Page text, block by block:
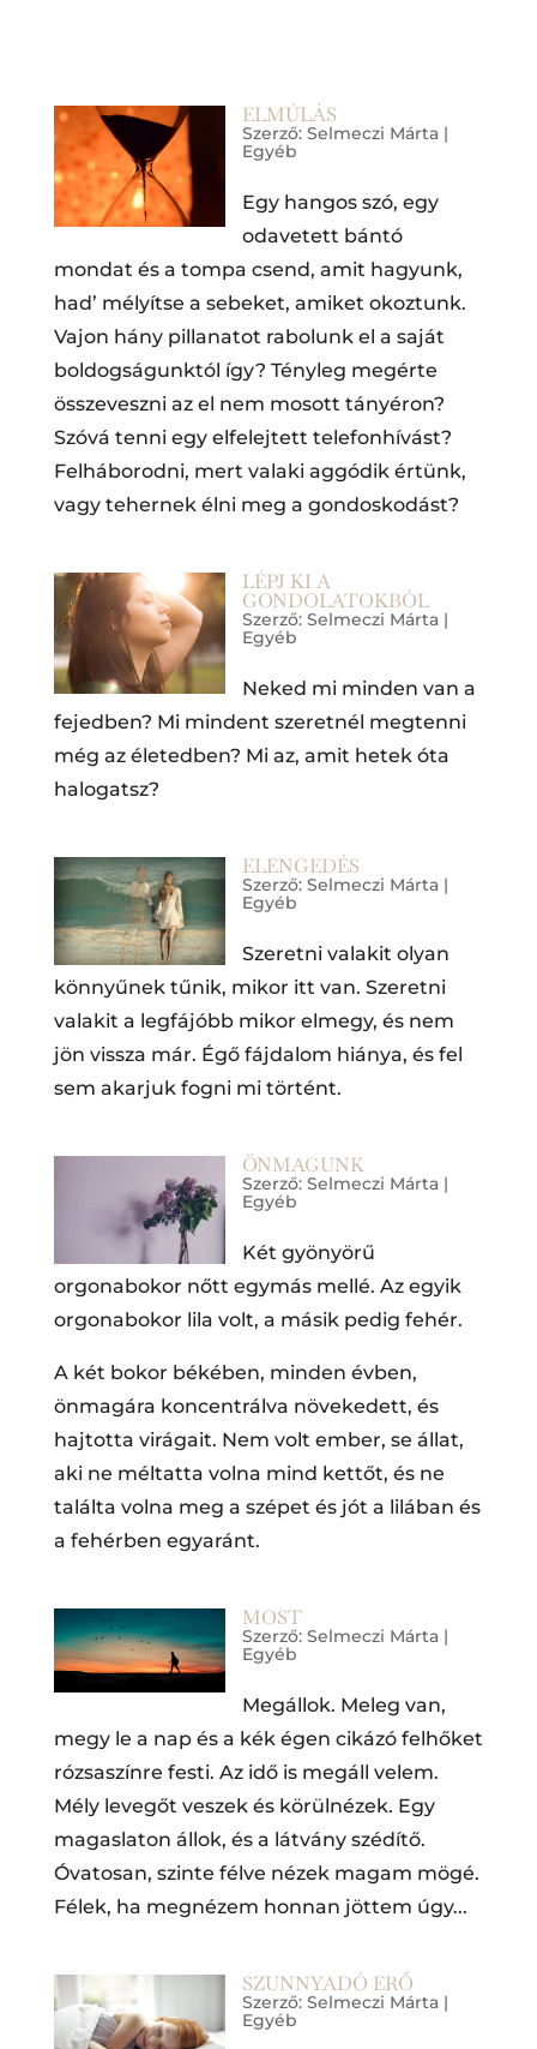
ELMÚLÁS
Szerző:Selmeczi Márta |
Egyéb
Egy hangos szó, egy
odavetett bántó
mondat és a tompa csend, amit hagyunk,
had’ mélyítse a sebeket, amiket okoztunk.
Vajon hány pillanatot rabolunk el a saját
boldogságunktól így? Tényleg megérte
összeveszni az el nem mosott tányéron?
Szóvá tenni egy elfelejtett telefonhívást?
Felháborodni, mert valaki aggódik értünk,
vagy tehernek élni meg a gondoskodást?
LÉPJ KI A
GONDOLATOKBÓL
Szerző:Selmeczi Márta |
Egyéb
Neked mi minden van a
fejedben? Mi mindent szeretnél megtenni
még az életedben? Mi az, amit hetek óta
halogatsz?
ELENGEDÉS
Szerző:Selmeczi Márta |
Egyéb
Szeretni valakit olyan
könnyűnek tűnik, mikor itt van. Szeretni
valakit a legfájóbb mikor elmegy, és nem
jön vissza már. Égő fájdalom hiánya, és fel
sem akarjuk fogni mi történt.
ÖNMAGUNK
Szerző:Selmeczi Márta |
Egyéb
Két gyönyörű
orgonabokor nőtt egymás mellé. Az egyik
orgonabokor lila volt, a másik pedig fehér.
A két bokor békében, minden évben,
önmagára koncentrálva növekedett, és
hajtotta virágait. Nem volt ember, se állat,
aki ne méltatta volna mind kettőt, és ne
találta volna meg a szépet és jót a lilában és
a fehérben egyaránt.
MOST
Szerző:Selmeczi Márta |
Egyéb
Megállok. Meleg van,
megy le a nap és a kék égen cikázó felhőket
rózsaszínre festi. Az idő is megáll velem.
Mély levegőt veszek és körülnézek. Egy
magaslaton állok, és a látvány szédítő.
Óvatosan, szinte félve nézek magam mögé.
Félek, ha megnézem honnan jöttem úgy...
SZUNNYADÓ ERŐ
Szerző:Selmeczi Márta |
Egyéb